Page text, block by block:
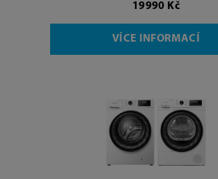
19990 Kč
VÍCE INFORMACÍ